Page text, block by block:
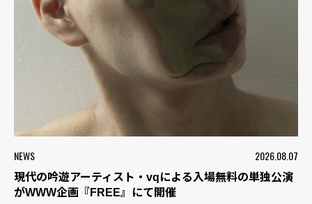
NEWS 2026.08.07
現代の吟遊アーティスト・vqによる入場無料の単独公演
がWWW企画『FREE』にて開催